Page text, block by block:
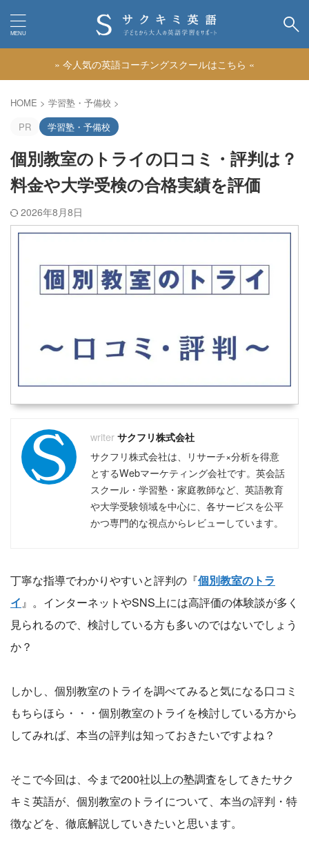
» 今人気の英語コーチングスクールはこちら «
HOME > 学習塾・予備校 >
PR
学習塾・予備校
個別教室のトライの口コミ・評判は？
料金や大学受検の合格実績を評価
2026年8月8日
サクフリ株式会社
サクフリ株式会社は、リサーチ×分析を得意
とするWebマーケティング会社です。英会話
スクール・学習塾・家庭教師など、英語教育
や大学受験領域を中心に、各サービスを公平
かつ専門的な視点からレビューしています。
丁寧な指導でわかりやすいと評判の『個別教室のトラ
イ』。インターネットやSNS上には高評価の体験談が多く
見られるので、検討している方も多いのではないでしょう
か？
しかし、個別教室のトライを調べてみると気になる口コミ
もちらほら・・・個別教室のトライを検討している方から
してみれば、本当の評判は知っておきたいですよね？
そこで今回は、今まで200社以上の塾調査をしてきたサク
キミ英語が、個別教室のトライについて、本当の評判・特
徴などを、徹底解説していきたいと思います。